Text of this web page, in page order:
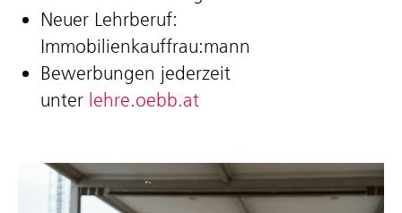
Neuer Lehrberuf:
Immobilienkauffrau:mann
Bewerbungen jederzeit
unter lehre.oebb.at